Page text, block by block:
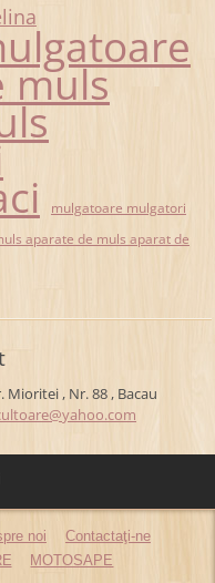
muls
mulgatoare mulgatori
aparate de muls aparat de
Mioritei , Nr. 88 , Bacau
ultoare@yahoo.com
noi
Contactaţi-ne
MOTOSAPE